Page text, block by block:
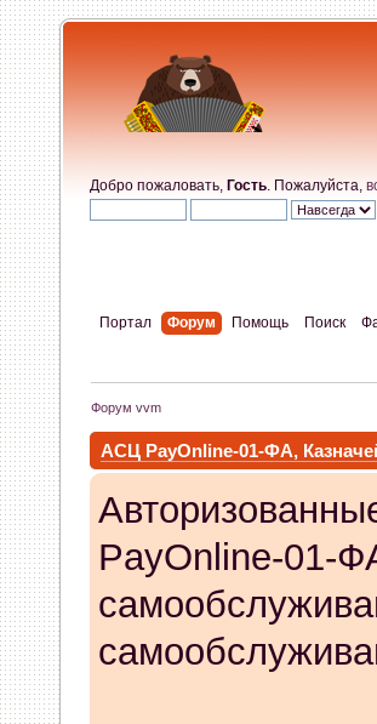
Добро пожаловать, Гость . Пожалуйста,
Портал Форум Помощь Поиск
Форум vvm
АСЦ PayOnline-01-ФА,
PayOnline-01-